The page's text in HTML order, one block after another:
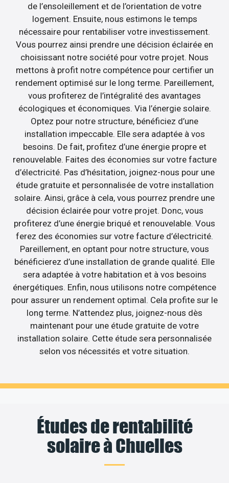
de l’ensoleillement et de l’orientation de votre
logement. Ensuite, nous estimons le temps
nécessaire pour rentabiliser votre investissement.
Vous pourrez ainsi prendre une décision éclairée en
choisissant notre société pour votre projet. Nous
mettons à profit notre compétence pour certifier un
rendement optimisé sur le long terme. Pareillement,
vous profiterez de l’intégralité des avantages
écologiques et économiques. Via l’énergie solaire.
Optez pour notre structure, bénéficiez d’une
installation impeccable. Elle sera adaptée à vos
besoins. De fait, profitez d’une énergie propre et
renouvelable. Faites des économies sur votre facture
d’électricité. Pas d’hésitation, joignez-nous pour une
étude gratuite et personnalisée de votre installation
solaire. Ainsi, grâce à cela, vous pourrez prendre une
décision éclairée pour votre projet. Donc, vous
profiterez d’une énergie briqué et renouvelable. Vous
ferez des économies sur votre facture d’électricité.
Pareillement, en optant pour notre structure, vous
bénéficierez d’une installation de grande qualité. Elle
sera adaptée à votre habitation et à vos besoins
énergétiques. Enfin, nous utilisons notre compétence
pour assurer un rendement optimal. Cela profite sur le
long terme. N’attendez plus, joignez-nous dès
maintenant pour une étude gratuite de votre
installation solaire. Cette étude sera personnalisée
selon vos nécessités et votre situation.
Études de rentabilité
solaire à Chuelles